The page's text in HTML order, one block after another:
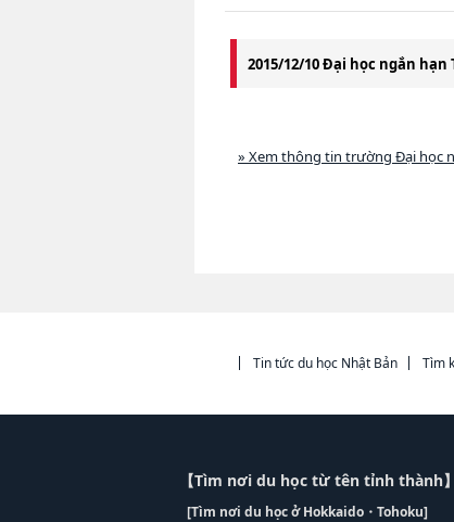
2015/12/10 Đại học ngắn
» Xem thông tin trường Đại học
Tin tức du học Nhật Bản Tìm
【Tìm nơi du học từ tên tỉnh thành】
[Tìm nơi du học ở Hokkaido・Tohoku]